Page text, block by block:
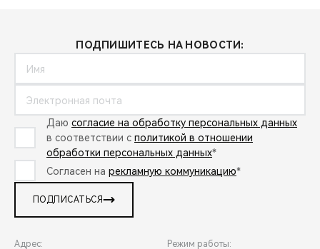
ПОДПИШИТЕСЬ НА НОВОСТИ:
Даю согласие на обработку персональных данных
в соответствии с политикой в отношении
обработки персональных данных*
Согласен на рекламную коммуникацию*
ПОДПИСАТЬСЯ
Адрес: Режим работы: